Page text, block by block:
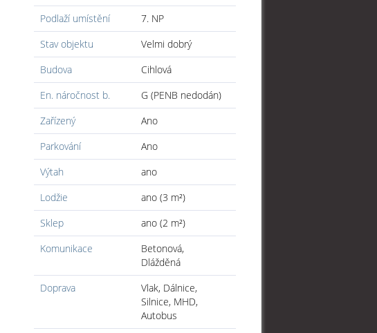
Podlaží umístění
7. NP
Stav objektu
Velmi dobrý
Budova
Cihlová
En. náročnost b.
G (PENB nedodán)
Zařízený
Ano
Parkování
Ano
Výtah
ano
Lodžie
ano (3 m²)
Sklep
ano (2 m²)
Komunikace
Betonová,
Dlážděná
Doprava
Vlak, Dálnice,
Silnice, MHD,
Autobus